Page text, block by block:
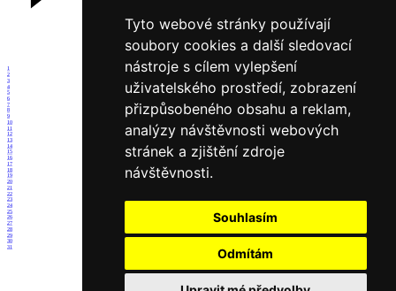
Tyto webové stránky používají
soubory cookies a další sledovací
nástroje s cílem vylepšení
uživatelského prostředí, zobrazení
přizpůsobeného obsahu a reklam,
analýzy návštěvnosti webových
stránek a zjištění zdroje
návštěvnosti.
Souhlasím
Odmítám
1
2
3
4
5
6
7
8
9
10
11
12
13
14
15
16
17
18
19
20
21
22
23
24
25
26
27
28
29
30
31